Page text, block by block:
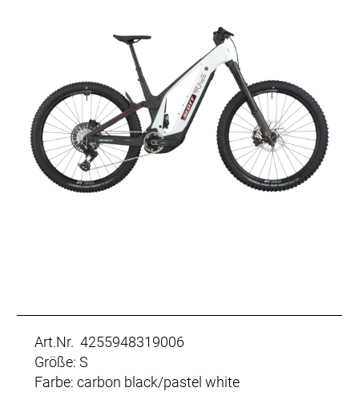
Art.Nr. 4255948319006
Größe: S
Farbe: carbon black/pastel white